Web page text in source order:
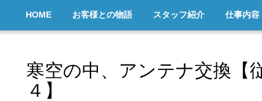
HOME お客様との物語 スタッフ紹介 仕事内容
寒空の中、アンテナ交換【
４】